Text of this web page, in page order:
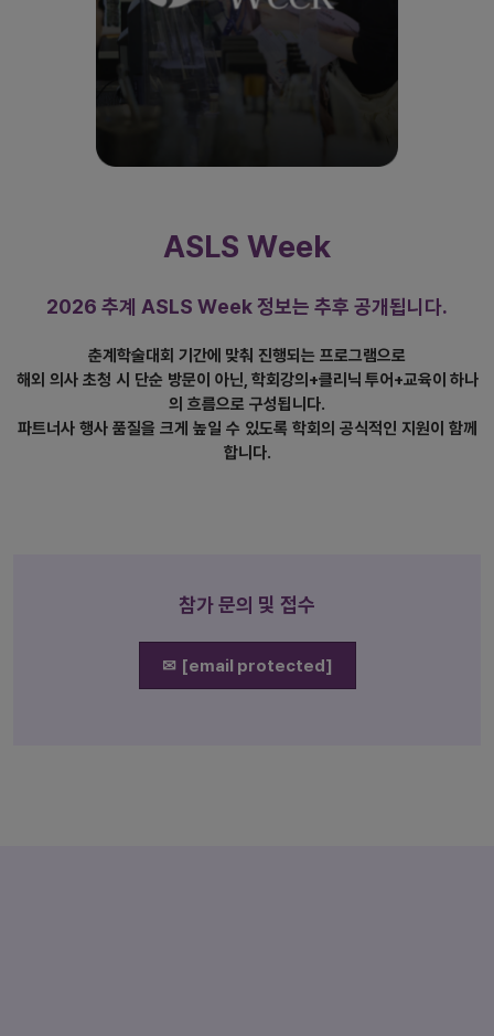
ASLS Week
2026 추계 ASLS Week 정보는 추후 공개됩니다.
춘계학술대회 기간에 맞춰 진행되는 프로그램으로
해외 의사 초청 시 단순 방문이 아닌, 학회강의+클리닉 투어+교육이 하나
의 흐름으로 구성됩니다.
파트너사 행사 품질을 크게 높일 수 있도록 학회의 공식적인 지원이 함께
합니다.
참가 문의 및 접수
✉ [email protected]